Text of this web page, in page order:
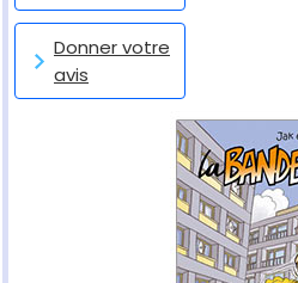
Donner votre
avis